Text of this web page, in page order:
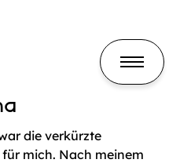
die verkürzte
mich. Nach meinem